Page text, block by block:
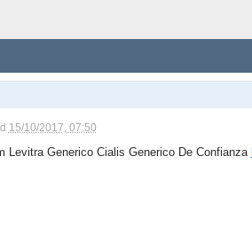
15/10/2017, 07:50
Levitra Generico Cialis Generico De Confianza